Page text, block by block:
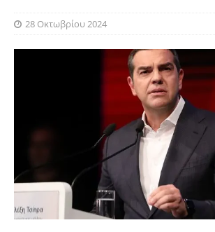
28 Οκτωβρίου 2024